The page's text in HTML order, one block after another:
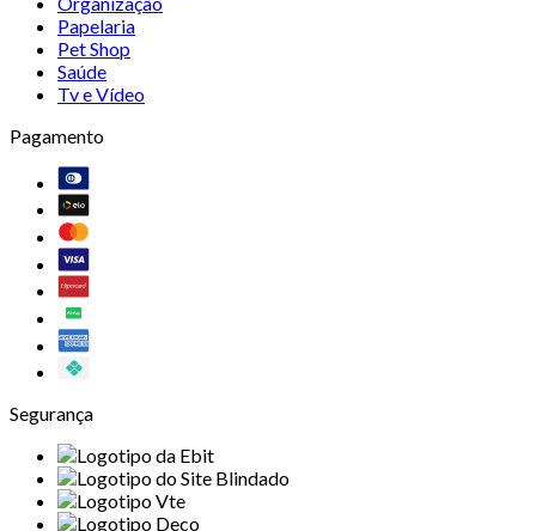
Papelaria
Pet Shop
Saúde
Tv e Vídeo
Pagamento
Segurança